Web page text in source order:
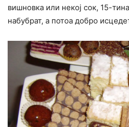
вишновка или некој сок, 15-
набубрат, а потоа добро